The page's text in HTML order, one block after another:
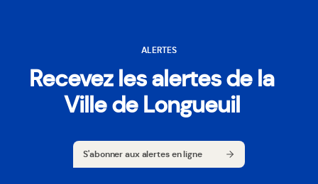
ALERTES
Recevez les alertes de la
Ville de Longueuil
S'abonner aux alertes en ligne